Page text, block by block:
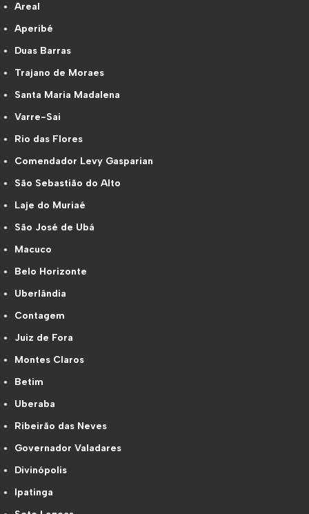
Areal
Aperibé
Duas Barras
Trajano de Moraes
Santa Maria Madalena
Varre-Sai
Rio das Flores
Comendador Levy Gasparian
São Sebastião do Alto
Laje do Muriaé
São José de Ubá
Macuco
Belo Horizonte
Uberlândia
Contagem
Juiz de Fora
Montes Claros
Betim
Uberaba
Ribeirão das Neves
Governador Valadares
Divinópolis
Ipatinga